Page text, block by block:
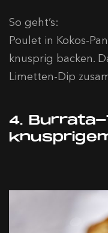
So geht’s:
Poulet in Kokos-
knusprig backen.
Limetten-Dip
4.